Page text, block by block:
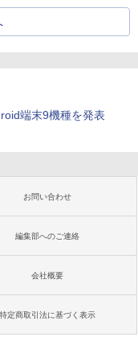
端末9機種を発表
お問い合わせ
編集部へのご連絡
会社概要
特定商取引法に基づく表示